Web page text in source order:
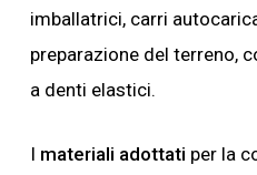
imballatrici, carri
preparazione del terreno,
a denti elastici.
I materiali adottati per la